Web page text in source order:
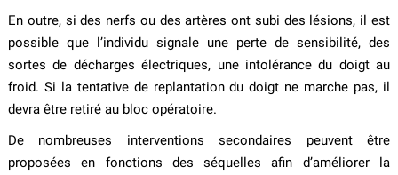
En outre, si des nerfs ou des artères ont subi des lésions, il est
possible que l’individu signale une perte de sensibilité, des
sortes de décharges électriques, une intolérance du doigt au
froid. Si la tentative de replantation du doigt ne marche pas, il
devra être retiré au bloc opératoire.
De nombreuses interventions secondaires peuvent être
proposées en fonctions des séquelles afin d’améliorer la